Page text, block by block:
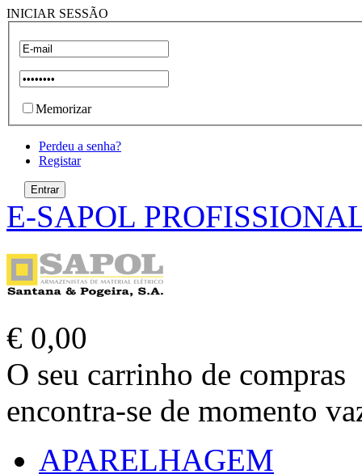
INICIAR SESSÃO
Memorizar
Perdeu a senha?
Registar
E-SAPOL
€ 0,00
O seu carrinho de compras
encontra-se de momento
APARELHAGEM